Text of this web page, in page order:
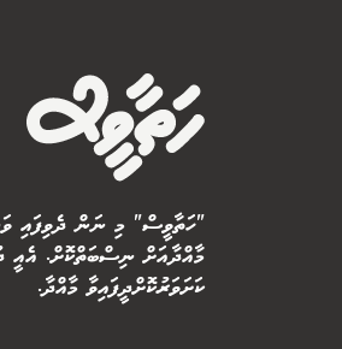
މާއްދާއަށް ނިސްބަތްކޮށް. އެއީ
ކަށަވަރުކޮށްދީފައިވާ މާއްދާ.